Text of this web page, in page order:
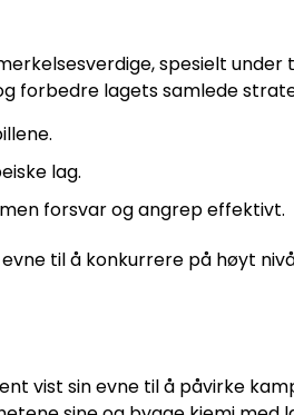
spesielt under
forbedre lagets samlede
lag.
forsvar og angrep effektivt.
til å konkurrere på høyt
vist sin evne til å påvirke